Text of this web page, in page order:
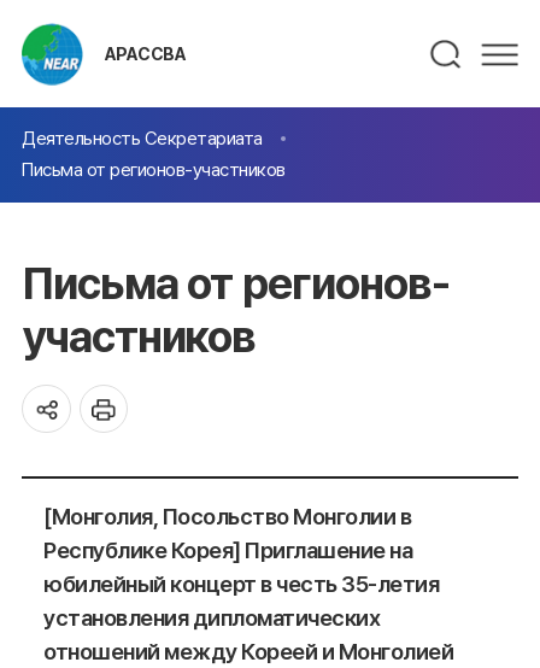
АРАССВА
Деятельность Секретариата
Письма от регионов-участников
Письма от регионов-
участников
[Монголия, Посольство Монголии в
Республике Корея] Приглашение на
юбилейный концерт в честь 35-летия
установления дипломатических
отношений между Кореей и Монголией